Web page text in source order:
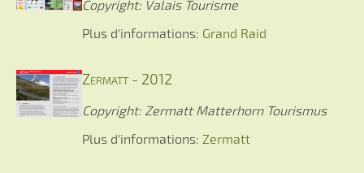
Copyright: Valais Tourisme
Plus d'informations: Grand Raid
Zermatt - 2012
Copyright: Zermatt Matterhorn Tourismus
Plus d'informations: Zermatt